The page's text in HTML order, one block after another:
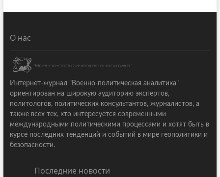
О нас
Интернет-журнал "Военно-политическая аналитика"
ориентирован на широкую аудиторию экспертов,
политологов, политических консультантов, журналистов, а
также всех тех, кто интересуется современными
международными политическими процессами и хотят быть в
курсе последних тенденций и событий в мире геополитики и
безопасности.
Последние новости